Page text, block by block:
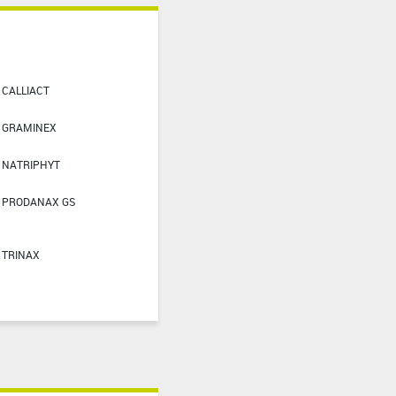
CALLIACT
GRAMINEX
NATRIPHYT
PRODANAX GS
TRINAX